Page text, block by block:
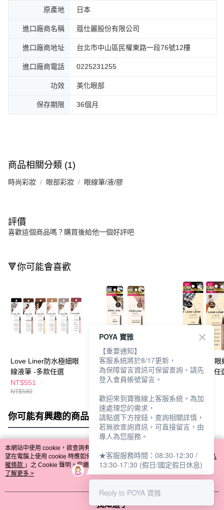
原產地 日本
進口廠商名稱 蔻仕麗股份有限公司
進口廠商地址 台北市中山區民權東路一段76號12樓
進口廠商電話 0225231255
功效 美化眼部
保存期限 36個月
商品相關分類 (1)
時尚彩妝 眼部彩妝 眼線筆/液/膠
評價
喜歡這個商品嗎？購買後給他一個好評吧
🔻你可能會喜歡
Love Liner防水極細眼
線液筆 -多款任選
NT$551
NT$580
Love Liner極細眼線筆
0.05g-多款任選
NT$420
LoveLiner激細眼
筆0.55ml-多款任
你可能有興趣的商品 全站排行
熱門標籤
本網站中使用 cookie，欲查詢有關本網站使用 cookie 方式之詳情，及若您不希
望在電腦上使用 cookie 時應如何變更電腦的 cookie 設定，請參閱本網站「
隱私
權條款 」之 Cookie 聲明。您繼續使用本網站即表示您同意本公司得按本網站使
用條款之 Cookie 聲明使用 cookie。
了解更多 >
我知道了
POYA 寶雅
【重要通知】
客服系統將於8/17更新，
為保障留言資訊可保留查詢，請先
登入會員帳號留言。
歡迎來到寶雅線上客服系統。為加
速處理您的需求，
請點選下方按鈕，查詢相關詳情，
若無欲查詢資訊，可直接留言，由
專人為您服務。
★客服服務時間：08:30-12:30 /
13:30-17:30 (假日/國定假日休息)
Reply to POYA 寶雅